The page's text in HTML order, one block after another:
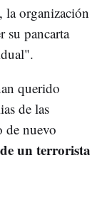
la organización
su pancarta
querido
de las
de nuevo
un terrorista